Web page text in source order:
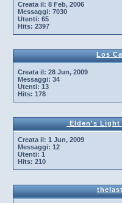
Creata il: 8 Feb, 2006
Messaggi: 7030
Utenti: 65
Hits: 2397
Los
Creata il: 28 Jun, 2009
Messaggi: 34
Utenti: 13
Hits: 178
 Elden's
Creata il: 1 Jun, 2009
Messaggi: 12
Utenti: 1
Hits: 210